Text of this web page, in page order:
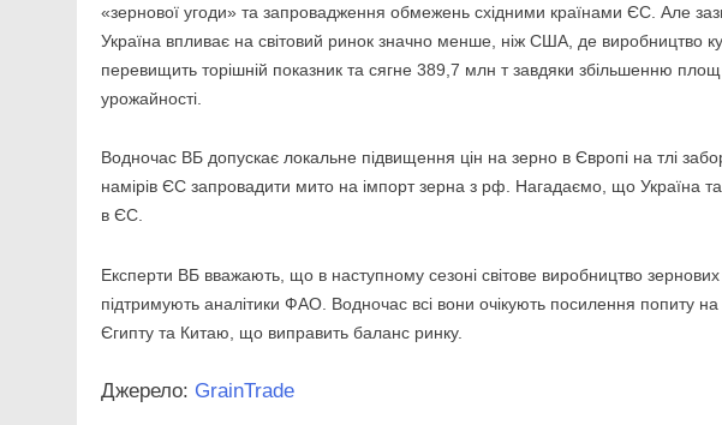
«зернової угоди» та запровадження обмежень східними країнами ЄС. Але
Україна впливає на світовий ринок значно менше, ніж США, де виробництво
перевищить торішній показник та сягне 389,7 млн т завдяки збільшенню
урожайності.
Водночас ВБ допускає локальне підвищення цін на зерно в Європі на тлі
намірів ЄС запровадити мито на імпорт зерна з рф. Нагадаємо, що Україна
в ЄС.
Експерти ВБ вважають, що в наступному сезоні світове виробництво
підтримують аналітики ФАО. Водночас всі вони очікують посилення попиту
Єгипту та Китаю, що виправить баланс ринку.
Джерело: GrainTrade